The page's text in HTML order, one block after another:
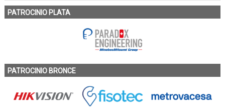
PATROCINIO PLATA
PATROCINIO BRONCE